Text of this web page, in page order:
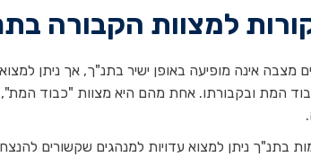
למצוות הקבורה
מצבה אינה מופיעה באופן ישיר בתנ"ך, אך ניתן
המת ובקבורתו. אחת מהם היא מצוות "כבוד
בתנ"ך ניתן למצוא עדויות למנהגים שקשורים